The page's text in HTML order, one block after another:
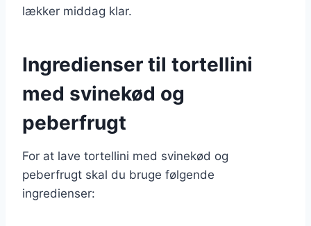
lækker middag klar.
Ingredienser til tortellini
med svinekød og
peberfrugt
For at lave tortellini med svinekød og
peberfrugt skal du bruge følgende
ingredienser: